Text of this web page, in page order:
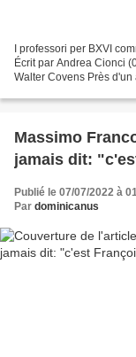
I professori per BXVI
Écrit par Andrea Cionci
Walter Covens Près
Massimo
jamais dit:
Publié le 07/07/2022 à
Par dominicanus